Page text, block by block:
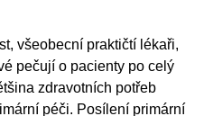
všeobecní praktičtí lékaři,
pečují o pacienty po celý
zdravotních potřeb
péči. Posílení primární